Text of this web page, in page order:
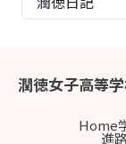
潤徳女子高等
Home
進